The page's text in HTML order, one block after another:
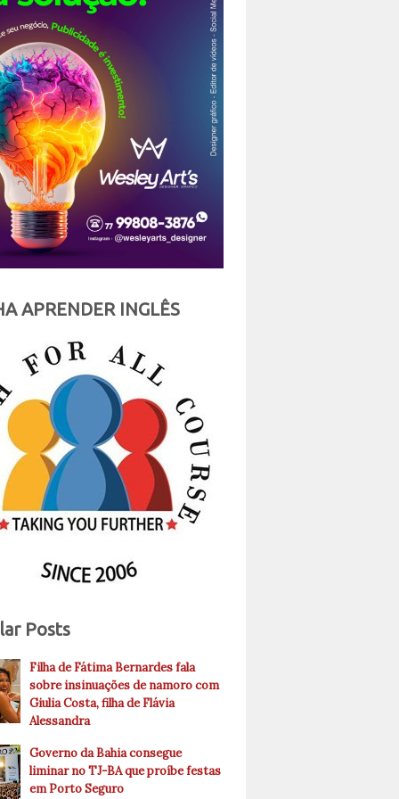
APRENDER INGLÊS
Posts
Filha de Fátima Bernardes fala
sobre insinuações de namoro com
Giulia Costa, filha de Flávia
Alessandra
Governo da Bahia consegue
liminar no TJ-BA que proíbe festas
em Porto Seguro